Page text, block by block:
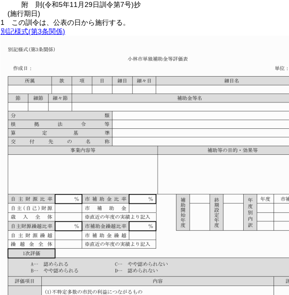
附 則(令和5年11月29日訓令第7号)抄
(施行期日)
1
この訓令は、公表の日から施行する。
別記様式(第3条関係)